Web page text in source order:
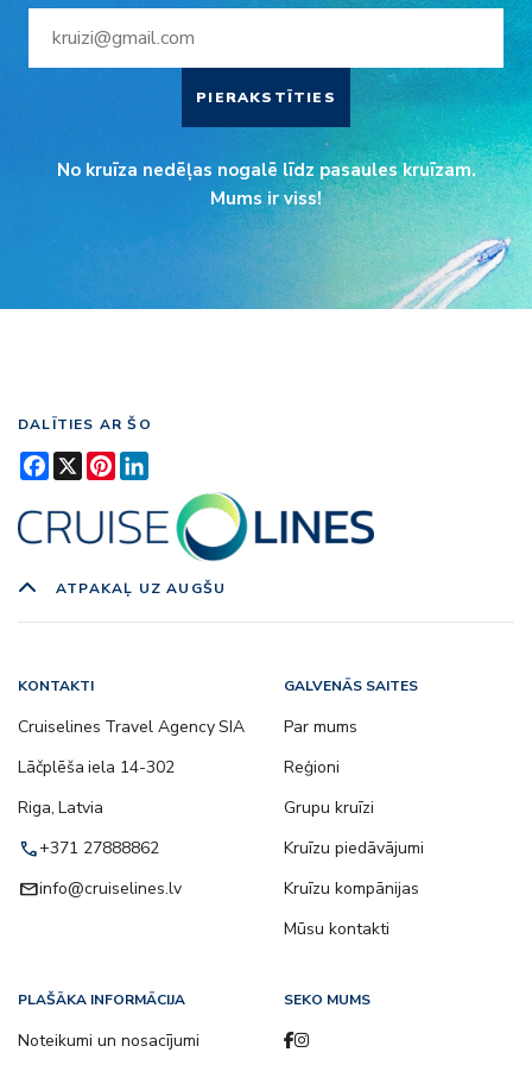
PIERAKSTĪTIES
No kruīza nedēļas nogalē līdz pasaules kruīzam.
Mums ir viss!
DALĪTIES AR ŠO
Facebook
X Pinterest
ATPAKAĻ UZ AUGŠU
KONTAKTI
Cruiselines Travel Agency SIA
Lāčplēša iela 14-302
Riga, Latvia
call+371 27888862
emailinfo@cruiselines.lv
GALVENĀS SAITES
Par mums
Reģioni
Grupu kruīzi
Kruīzu piedāvājumi
Kruīzu kompānijas
Mūsu kontakti
PLAŠĀKA INFORMĀCIJA
Noteikumi un nosacījumi
SEKO MUMS